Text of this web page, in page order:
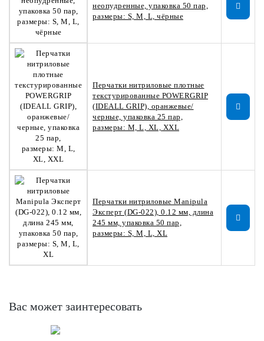
неопудренные, упаковка 50 пар,
размеры: S, M, L, чёрные
Перчатки нитриловые плотные
текстурированные POWERGRIP
(IDEALL GRIP), оранжевые/
черные, упаковка 25 пар,
размеры: M, L, XL, XXL
Перчатки нитриловые Manipula
Эксперт (DG-022), 0.12 мм, длина
245 мм, упаковка 50 пар,
размеры: S, M, L, XL
Вас может заинтересовать